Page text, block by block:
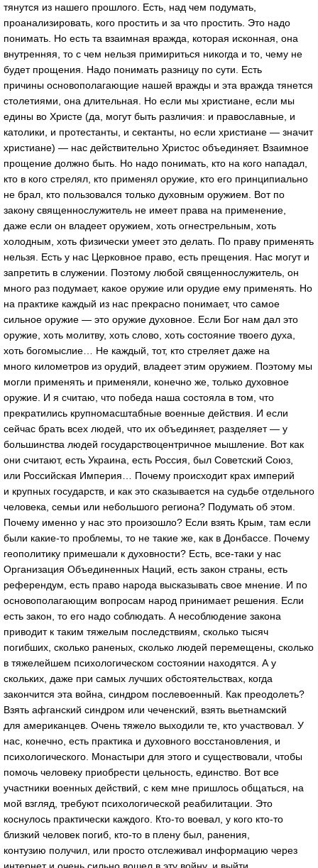
тянутся из нашего прошлого. Есть, над чем подумать,
проанализировать, кого простить и за что простить. Это надо
понимать. Но есть та взаимная вражда, которая исконная, она
внутренняя, то с чем нельзя примириться никогда и то, чему не
будет прощения. Надо понимать разницу по сути. Есть
причины основополагающие нашей вражды и эта вражда тянется
столетиями, она длительная. Но если мы христиане, если мы
едины во Христе (да, могут быть различия: и православные, и
католики, и протестанты, и сектанты, но если христиане — значит
христиане) — нас действительно Христос объединяет. Взаимное
прощение должно быть. Но надо понимать, кто на кого нападал,
кто в кого стрелял, кто применял оружие, кто его принципиально
не брал, кто пользовался только духовным оружием. Вот по
закону священнослужитель не имеет права на применение,
даже если он владеет оружием, хоть огнестрельным, хоть
холодным, хоть физически умеет это делать. По праву применять
нельзя. Есть у нас Церковное право, есть прещения. Нас могут и
запретить в служении. Поэтому любой священнослужитель, он
много раз подумает, какое оружие или орудие ему применять. Но
на практике каждый из нас прекрасно понимает, что самое
сильное оружие — это оружие духовное. Если Бог нам дал это
оружие, хоть молитву, хоть слово, хоть состояние твоего духа,
хоть богомыслие… Не каждый, тот, кто стреляет даже на
много километров из орудий, владеет этим оружием. Поэтому мы
могли применять и применяли, конечно же, только духовное
оружие. И я считаю, что победа наша состояла в том, что
прекратились крупномасштабные военные действия. И если
сейчас брать всех людей, что их объединяет, разделяет — у
большинства людей государствоцентричное мышление. Вот как
они считают, есть Украина, есть Россия, был Советский Союз,
или Российская Империя… Почему происходит крах империй
и крупных государств, и как это сказывается на судьбе отдельного
человека, семьи или небольшого региона? Подумать об этом.
Почему именно у нас это произошло? Если взять Крым, там если
были какие-то проблемы, то не такие же, как в Донбассе. Почему
геополитику примешали к духовности? Есть, все-таки у нас
Организация Объединенных Наций, есть закон страны, есть
референдум, есть право народа высказывать свое мнение. И по
основополагающим вопросам народ принимает решения. Если
есть закон, то его надо соблюдать. А несоблюдение закона
приводит к таким тяжелым последствиям, сколько тысяч
погибших, сколько раненых, сколько людей перемещены, сколько
в тяжелейшем психологическом состоянии находятся. А у
скольких, даже при самых лучших обстоятельствах, когда
закончится эта война, синдром послевоенный. Как преодолеть?
Взять афганский синдром или чеченский, взять вьетнамский
для американцев. Очень тяжело выходили те, кто участвовал. У
нас, конечно, есть практика и духовного восстановления, и
психологического. Монастыри для этого и существовали, чтобы
помочь человеку приобрести цельность, единство. Вот все
участники военных действий, с кем мне пришлось общаться, на
мой взгляд, требуют психологической реабилитации. Это
коснулось практически каждого. Кто-то воевал, у кого кто-то
близкий человек погиб, кто-то в плену был, ранения,
контузию получил, или просто отслеживал информацию через
интернет и очень сильно вошел в эту войну, и выйти